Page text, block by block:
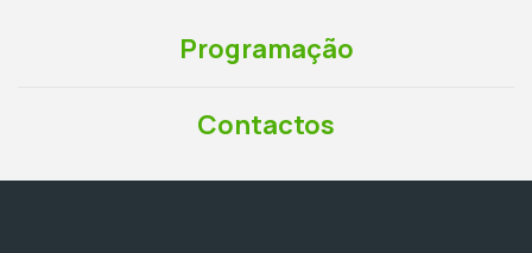
Programação
Contactos